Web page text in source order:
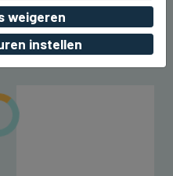
weigeren
instellen